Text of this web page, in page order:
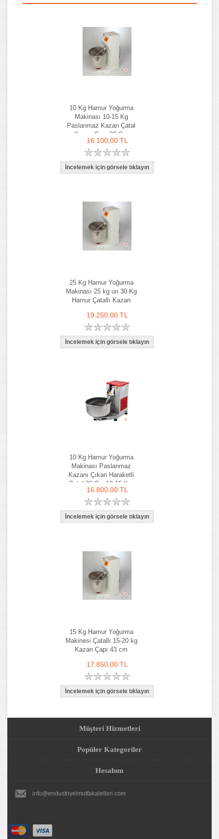
10 Kg Hamur Yoğurma
Makinası 10-15 Kg
Paslanmaz Kazan Çatal
Kazan Çapı 36 Cm
16.100,00 TL
25 Kg Hamur Yoğurma
Makinası 25 kg un 30 Kg
Hamur Çatallı Kazan
19.250,00 TL
10 Kg Hamur Yoğurma
Makinası Paslanmaz
Kazanı Çıkan Haraketli
Çatal 36 Cm 10-15 Kg-
Ozay Makina
16.800,00 TL
15 Kg Hamur Yoğurma
Makinesi Çatallı 15-20 kg
Kazan Çapı 43 cm
17.850,00 TL
Müşteri Hizmetleri
Popüler Kategoriler
Hesabım
info@endustriyelmutfakaletleri.com